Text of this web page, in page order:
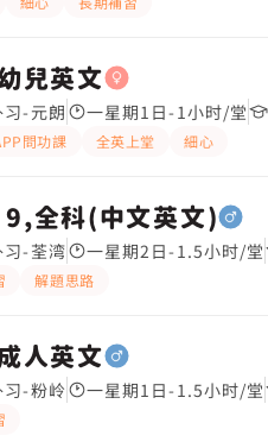
兒英文
-元朗 一星期1日-1小时/堂
問功課 全英上堂 細心
全科(中文英文)
习-荃湾 一星期2日-1.5小时/堂
解題思路
人英文
习-粉岭 一星期1日-1.5小时/堂